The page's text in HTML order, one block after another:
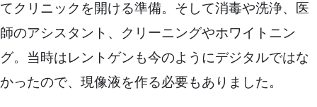
てクリニックを開ける準備。そして消毒や洗浄、医
師のアシスタント、クリーニングやホワイトニン
グ。当時はレントゲンも今のようにデジタルではな
かったので、現像液を作る必要もありました。